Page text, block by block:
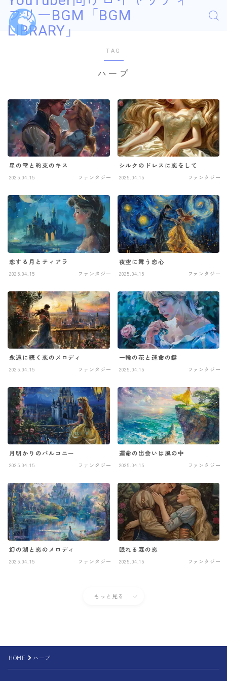
フリーBGM「BGM
LIBRARY」
TAG
ハープ
星の雫と約束のキス
2025.04.15 ファンタジー
シルクのドレスに恋をして
2025.04.15 ファンタジー
恋する月とティアラ
2025.04.15 ファンタジー
夜空に舞う恋心
2025.04.15 ファンタジー
永遠に続く恋のメロディ
2025.04.15 ファンタジー
一輪の花と運命の鍵
2025.04.15 ファンタジー
月明かりのバルコニー
2025.04.15 ファンタジー
運命の出会いは風の中
2025.04.15 ファンタジー
幻の湖と恋のメロディ
2025.04.15 ファンタジー
眠れる森の恋
2025.04.15 ファンタジー
もっと見る
HOME ハープ